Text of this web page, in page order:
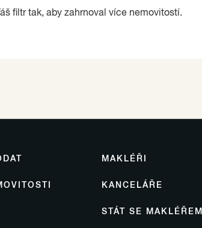
filtr tak, aby zahrnoval více nemovitostí.
MAKLÉŘI
KANCELÁŘE
STÁT SE MAKLÉŘEM